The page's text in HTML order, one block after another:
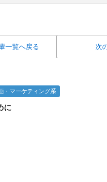
一覧へ戻る 次
・マーケティング系
に